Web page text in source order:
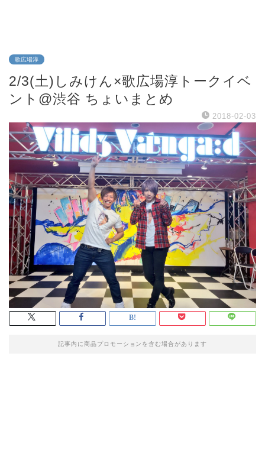
歌広場淳
2/3(土)しみけん×歌広場淳トークイベ
ント@渋谷 ちょいまとめ
2018-02-03
記事内に商品プロモーションを含む場合があります